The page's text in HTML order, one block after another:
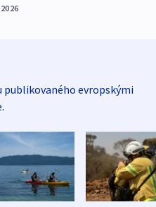
publikovaného evropskými